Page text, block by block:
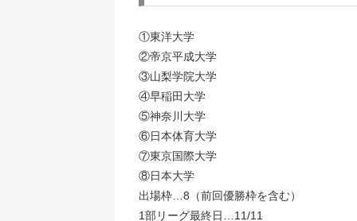
①東洋大学
②帝京平成大学
③山梨学院大学
④早稲田大学
⑤神奈川大学
⑥日本体育大学
⑦東京国際大学
⑧日本大学
出場枠…8（前回優勝枠を含む）
1部リーグ最終日…11/11